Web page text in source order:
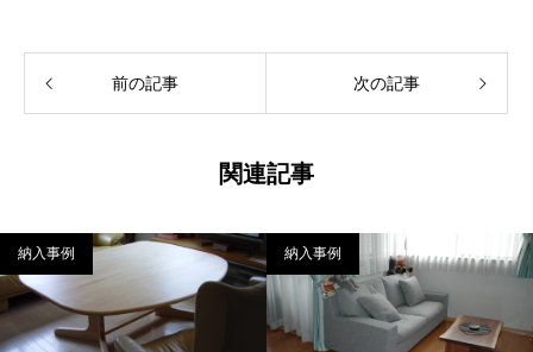
前の記事 次の記事
関連記事
納入事例 納入事例